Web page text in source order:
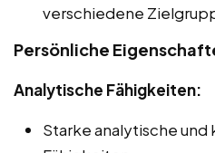
verschiedene
Persönliche
Analytische Fähigkeiten:
Starke analytische